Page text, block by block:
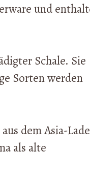
und
Schale. Sie
Sorten werden
dem Asia-
als alte